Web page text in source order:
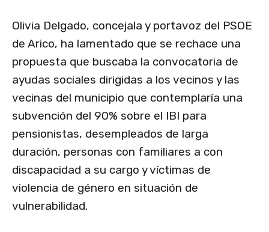
Olivia Delgado, concejala y portavoz del PSOE
de Arico, ha lamentado que se rechace una
propuesta que buscaba la convocatoria de
ayudas sociales dirigidas a los vecinos y las
vecinas del municipio que contemplaría una
subvención del 90% sobre el IBI para
pensionistas, desempleados de larga
duración, personas con familiares a con
discapacidad a su cargo y víctimas de
violencia de género en situación de
vulnerabilidad.